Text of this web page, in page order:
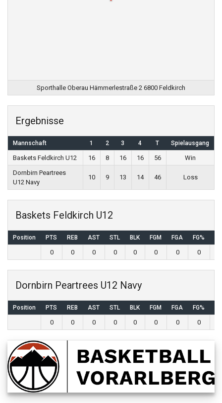
Sporthalle Oberau Hämmerlestraße 2 6800 Feldkirch
Ergebnisse
Mannschaft 1 2 3 4 T Spielausgang
Baskets Feldkirch U12 16 8 16 16 56
Win
Dornbirn Peartrees
U12 Navy
10 9 13 14 46 Loss
Baskets Feldkirch U12
Position PTS REB AST STL BLK FGM FGA FG%
0 0 0 0 0 0 0 0
Dornbirn Peartrees U12 Navy
Position PTS REB AST STL BLK FGM FGA FG%
0 0 0 0 0 0 0 0